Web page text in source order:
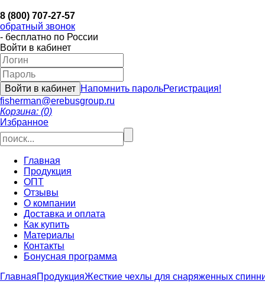
8 (800) 707-27-57
обратный звонок
- бесплатно по России
Войти в кабинет
Напомнить парольРегистрация!
fisherman@erebusgroup.ru
Корзина: (0)
Избранное
Главная
Продукция
ОПТ
Отзывы
О компании
Доставка и оплата
Как купить
Материалы
Контакты
Бонусная программа
ГлавнаяПродукцияЖесткие чехлы для снаряженных